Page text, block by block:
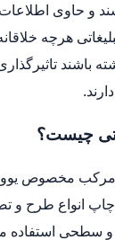
و حاوی
هرچه
باشند
چیست؟
مرکب مخصوص
انواع طرح و
سطحی استفاده